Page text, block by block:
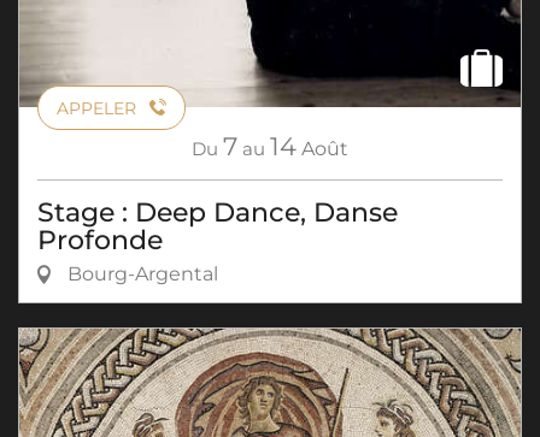
APPELER
Du 7 au 14 Août
Stage : Deep Dance, Danse
Profonde
Bourg-Argental